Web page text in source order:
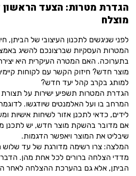
הגדרת מטרות: הצעד הראשון
מוצלח
לפני שניגשים לתכנון העיצובי של הביתן,
המטרות העסקיות שברצונכם להשיג
בתערוכה. האם המטרה העיקרית היא
מוצר חדש? חיזוק הקשר עם לקוחות
למותג בקרב קהל יעד חדש?
הגדרת המטרות תשפיע ישירות על
המרחב בו ועל האלמנטים שיודגשו.
לידים, כדאי לתכנן אזור לשיחות אישיות
אם מדובר בהשקת מוצר חדש, יש לתכנן
שיבליט את המוצר ויאפשר הדגמות.
המלצה: צרו רשימה מדורגת של עד שלוש
מדדי הצלחה ברורים לכל אחת מהן. הדבר
הביתן, אלא גם בהערכת ההצלחה לאחר